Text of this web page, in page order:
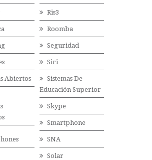
Ris3
Roomba
Seguridad
Siri
Abiertos
Sistemas De
Educación Superior
Skype
Smartphone
SNA
Solar